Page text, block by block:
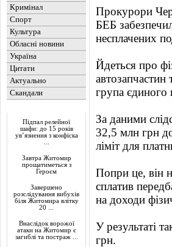
Кримінал
Спорт
Культура
Обласні новини
Україна
Цитати
Актуально
Скандали
Підпал релейної
шафи: до 15 років
ув’язнення з конфіска
Завтра Житомир
прощатиметься з
Героєм
Завершено
розслідування вибухів
біля Житомира влітку
20 ...
Внаслідок ворожої
атаки на Житомир є
загиблі та постраж ...
Прокурори
БЕБ
несплачених
Йдеться про
автозапчастин
група єдиного
За даними
32,5 млн грн
ліміт для
Попри це, він
сплатив
на доходи
У результаті
грн.